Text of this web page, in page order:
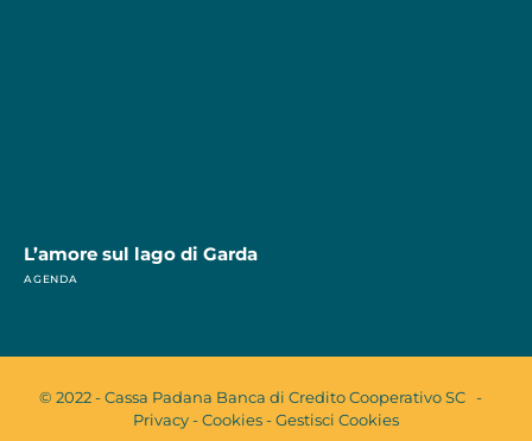
L’amore sul lago di Garda
AGENDA
© 2022 - Cassa Padana Banca di Credito Cooperativo SC -
Privacy-Cookies-Gestisci Cookies